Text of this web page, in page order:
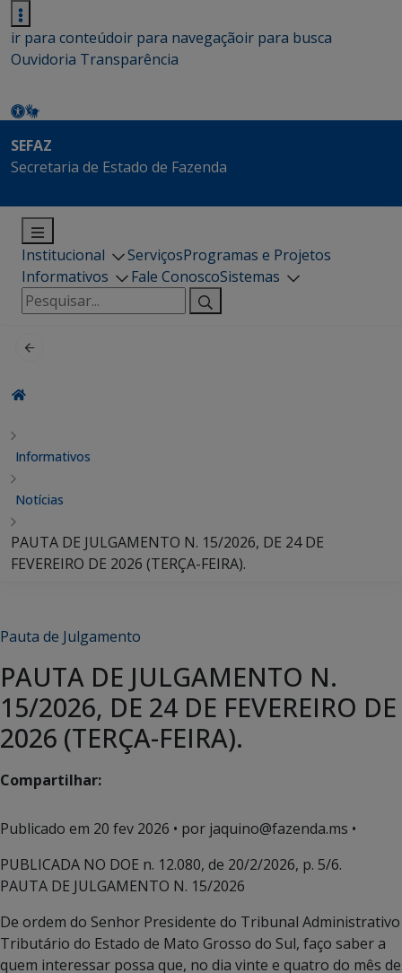
ir para conteúdoir para navegaçãoir para busca
Ouvidoria Transparência
SEFAZ
Secretaria de Estado de Fazenda
Institucional ServiçosProgramas e Projetos
Informativos
Fale ConoscoSistemas
Pesquisar
por:
Informativos
Notícias
PAUTA DE JULGAMENTO N. 15/2026, DE 24 DE
FEVEREIRO DE 2026 (TERÇA-FEIRA).
Pauta de Julgamento
PAUTA DE JULGAMENTO N.
15/2026, DE 24 DE FEVEREIRO DE
2026 (TERÇA-FEIRA).
Compartilhar:
Publicado em 20 fev 2026 • por jaquino@fazenda.ms •
PUBLICADA NO DOE n. 12.080, de 20/2/2026, p. 5/6.
PAUTA DE JULGAMENTO N. 15/2026
De ordem do Senhor Presidente do Tribunal Administrativo
Tributário do Estado de Mato Grosso do Sul, faço saber a
quem interessar possa que, no dia vinte e quatro do mês de